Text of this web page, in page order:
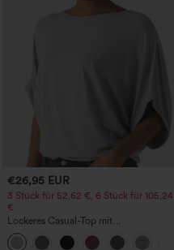
€26,95 EUR
3 Stück für 52,62 €, 6 Stück für 105,24
€
Lockeres Casual-Top mit
Rundhalsausschnitt und
Fledermausärmeln